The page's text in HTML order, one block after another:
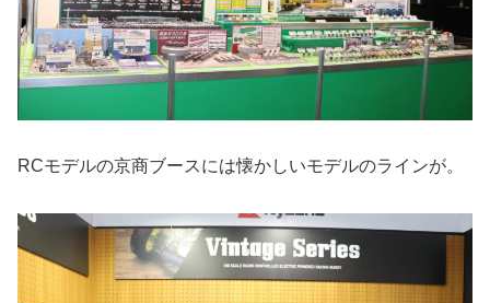
RCモデルの京商ブースには懐かしいモデルのラインが。